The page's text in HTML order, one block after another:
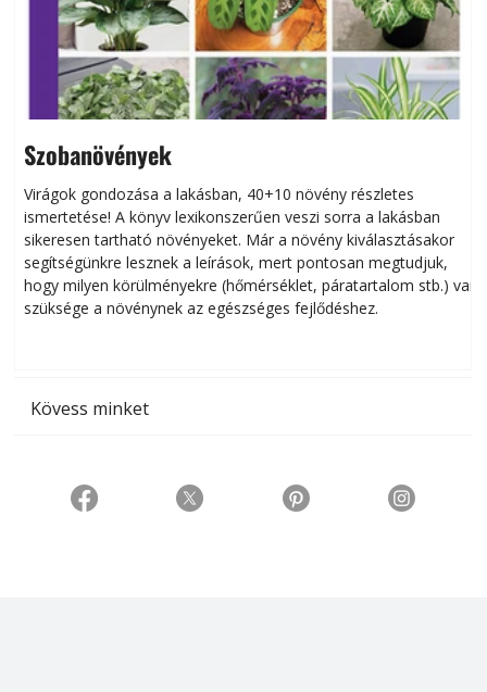
Szobanövények
Virágok gondozása a lakásban, 40+10 növény részletes
ismertetése! A könyv lexikonszerűen veszi sorra a lakásban
sikeresen tart­ha­tó növényeket. Már a növény kiválasztásakor
segítségünkre lesznek a leírások, mert pontosan megtudjuk,
hogy milyen körülményekre (hőmérséklet, páratartalom stb.) van
szüksége a növénynek az egészséges fejlődéshez.
Kövess minket